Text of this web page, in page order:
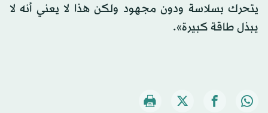
يتحرك بسلاسة ودون مجهود ولكن هذا لا يعني أنه لا
يبذل طاقة كبيرة».